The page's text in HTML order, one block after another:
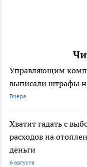
Управляющим
выписали штрафы
Вчера
Хватит гадать с
расходов на
деньги
6 августа